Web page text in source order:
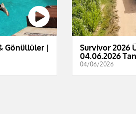
Gönüllüler |
Survivor 2026
04.06.2026
04/06/2026